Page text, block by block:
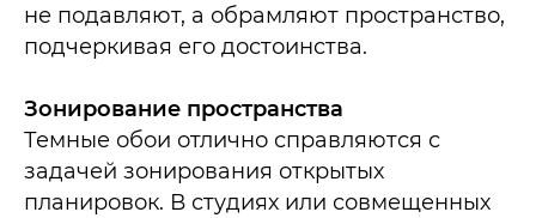
не подавляют, а обрамляют пространство,
подчеркивая его достоинства.​
Зонирование пространства
Темные обои отлично справляются с
задачей зонирования открытых
планировок. В студиях или совмещенных